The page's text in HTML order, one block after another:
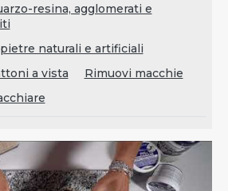
resina, agglomerati e
naturali e artificiali
a vista
Rimuovi macchie